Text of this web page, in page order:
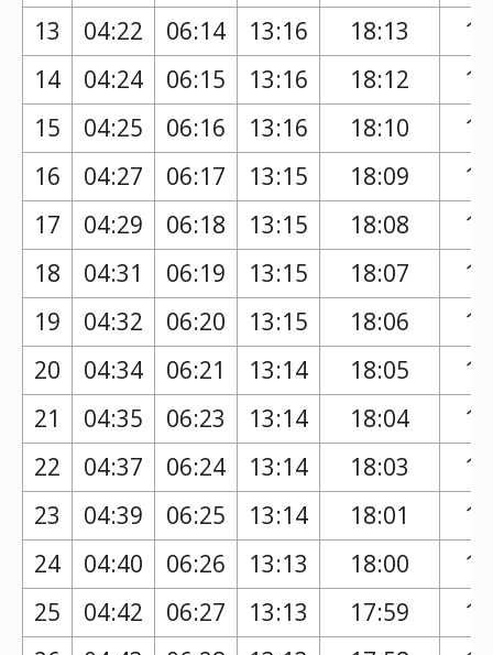
13 04:22 06:14 13:16 18:13
14
04:24 06:15 13:16 18:12
15
04:25 06:16 13:16 18:10
16
04:27 06:17 13:15 18:09
17
04:29 06:18 13:15 18:08
18
04:31 06:19 13:15 18:07
19
04:32 06:20 13:15 18:06
20
04:34 06:21 13:14 18:05
21
04:35 06:23 13:14 18:04
22
04:37 06:24 13:14 18:03
23
04:39 06:25 13:14 18:01
24
04:40 06:26 13:13 18:00
25
04:42 06:27 13:13 17:59